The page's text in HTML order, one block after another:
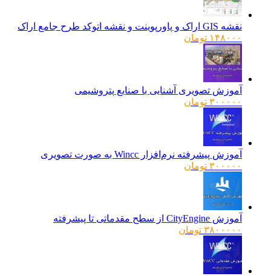
نقشه GIS اراک و پاورپوینت و نقشه اتوکد طرح جامع اراک
۱۴۸۰۰۰ تومان
آموزش تصویری آشنایی با صنایع پتروشیمی
۳۰۰۰۰۰ تومان
آموزش پیشرفته نرم‌افزار Wincc به صورت تصویری
۳۰۰۰۰۰ تومان
آموزش CityEngine از سطح مقدماتی تا پیشرفته
۳۸۰۰۰۰۰ تومان